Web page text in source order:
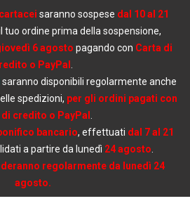
saranno sospese dal 10 al 21
il tuo ordine prima della sospensione,
6 agosto pagando con Carta di
o PayPal
saranno disponibili regolarmente anche
spedizioni, per gli ordini pagati con
credito o PayPal
bancario, effettuati dal 7 al 21
a partire da lunedì 24 agosto
regolarmente da lunedì 24
agosto.